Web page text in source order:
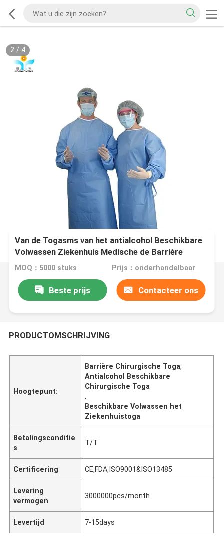
2/ 4
Van de Togasms van het antialcohol Beschikbare
Volwassen Ziekenhuis Medische de Barrière
Chirurgische Toga
MOQ：5000 stuks Prijs：onderhandelbaar
Beste prijs Contacteer ons
PRODUCTOMSCHRIJVING
Hoogtepunt:
Barrière Chirurgische Toga,
Antialcohol Beschikbare
Chirurgische Toga
,
Beschikbare Volwassen het
Ziekenhuistoga
Betalingsconditie
s
T/T
Certificering CE,FDA,ISO9001&ISO13485
Levering
vermogen
3000000pcs/month
Levertijd 7-15days